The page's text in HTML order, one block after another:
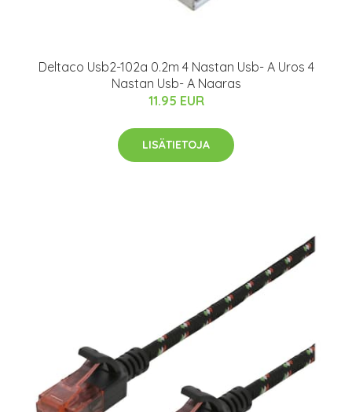
Deltaco Usb2-102a 0.2m 4 Nastan Usb- A Uros 4
Nastan Usb- A Naaras
11.95 EUR
LISÄTIETOJA